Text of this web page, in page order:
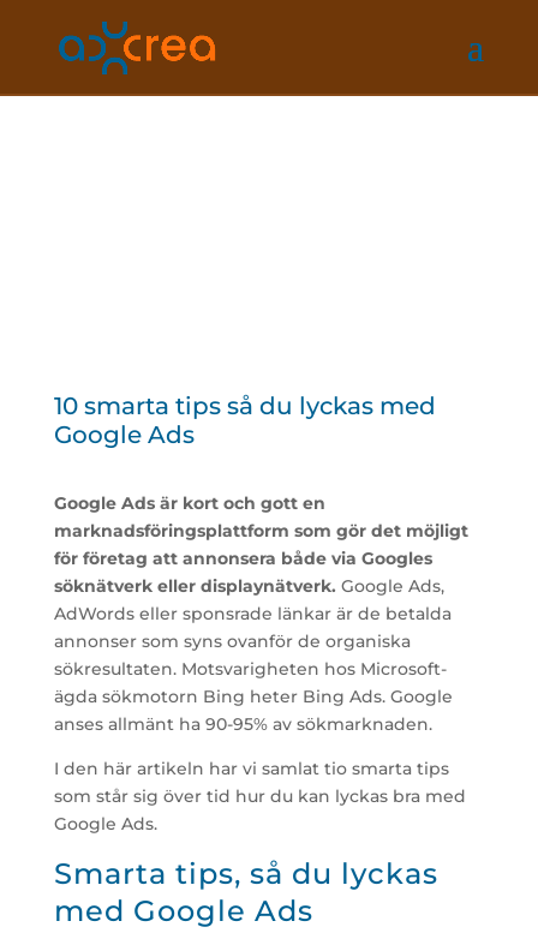
10 smarta tips så du lyckas med
Google Ads
Google Ads är kort och gott en
marknadsföringsplattform som gör det möjligt
för företag att annonsera både via Googles
söknätverk eller displaynätverk. Google Ads,
AdWords eller sponsrade länkar är de betalda
annonser som syns ovanför de organiska
sökresultaten. Motsvarigheten hos Microsoft-
ägda sökmotorn Bing heter Bing Ads. Google
anses allmänt ha 90-95% av sökmarknaden.
I den här artikeln har vi samlat tio smarta tips
som står sig över tid hur du kan lyckas bra med
Google Ads.
Smarta tips, så du lyckas
med Google Ads